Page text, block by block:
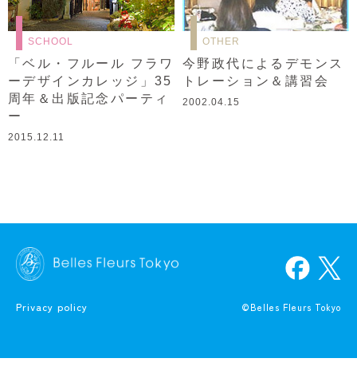
SCHOOL
「ベル・フルール フラワ
ーデザインカレッジ」35
周年＆出版記念パーティ
ー
2015.12.11
OTHER
今野政代によるデモンス
トレーション＆講習会
2002.04.15
Privacy policy ©Belles Fleurs Tokyo